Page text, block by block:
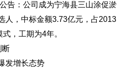
：公司成为宁海县三山涂促淤
人，中标金额3.73亿元，占2013
，工期为4年。
增长态势